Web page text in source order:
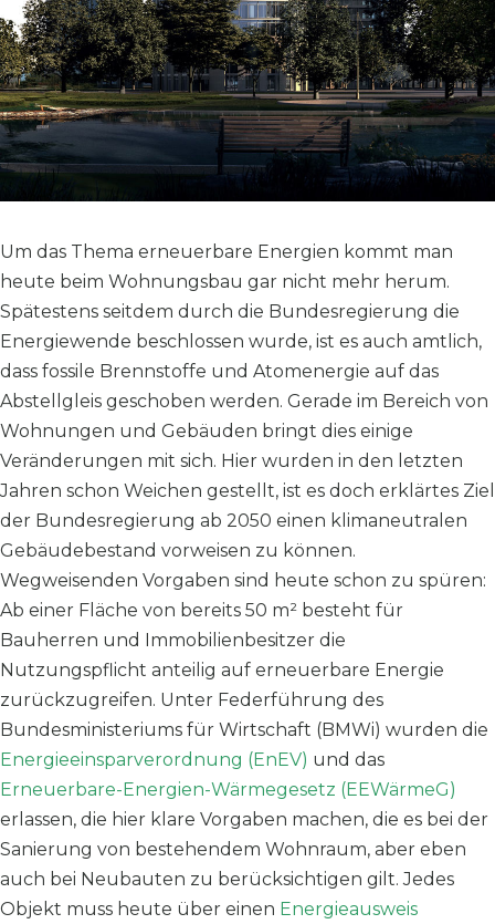
Um das Thema erneuerbare Energien kommt man
heute beim Wohnungsbau gar nicht mehr herum.
Spätestens seitdem durch die Bundesregierung die
Energiewende beschlossen wurde, ist es auch amtlich,
dass fossile Brennstoffe und Atomenergie auf das
Abstellgleis geschoben werden. Gerade im Bereich von
Wohnungen und Gebäuden bringt dies einige
Veränderungen mit sich. Hier wurden in den letzten
Jahren schon Weichen gestellt, ist es doch erklärtes Ziel
der Bundesregierung ab 2050 einen klimaneutralen
Gebäudebestand vorweisen zu können.
Wegweisenden Vorgaben sind heute schon zu spüren:
Ab einer Fläche von bereits 50 m² besteht für
Bauherren und Immobilienbesitzer die
Nutzungspflicht anteilig auf erneuerbare Energie
zurückzugreifen. Unter Federführung des
Bundesministeriums für Wirtschaft (BMWi) wurden die
Energieeinsparverordnung (EnEV) und das
Erneuerbare-Energien-Wärmegesetz (EEWärmeG)
erlassen, die hier klare Vorgaben machen, die es bei der
Sanierung von bestehendem Wohnraum, aber eben
auch bei Neubauten zu berücksichtigen gilt. Jedes
Objekt muss heute über einen Energieausweis